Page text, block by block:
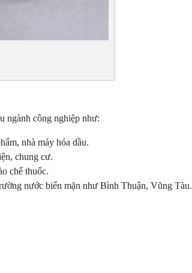
ngành công nghiệp như:
nhà máy hóa dầu.
chung cư.
chế thuốc.
nước biển mặn như Bình Thuận, Vũng Tàu.